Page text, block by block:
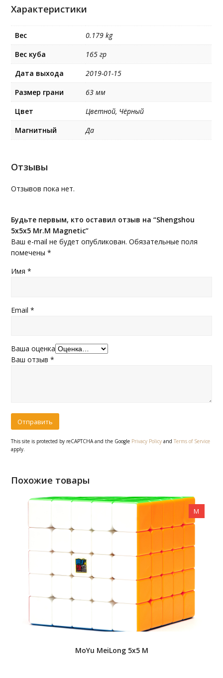
Характеристики
Вес
0.179 kg
Вес куба
165 гр
Дата выхода
2019-01-15
Размер грани
63 мм
Цвет
Цветной, Чёрный
Магнитный
Да
Отзывы
Отзывов пока нет.
Будьте первым, кто оставил отзыв на “Shengshou
5x5x5 Mr.M Magnetic”
Ваш e-mail не будет опубликован. Обязательные поля
помечены*
Имя*
Email*
Ваша оценка
Ваш отзыв*
This site is protected by reCAPTCHA and the Google Privacy Policy andTerms of Service
apply.
Похожие товары
M
MoYu MeiLong 5x5 M